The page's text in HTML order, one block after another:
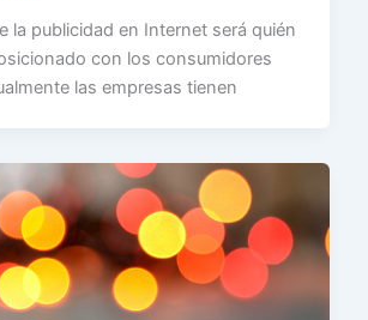
la publicidad en Internet será quién
con los consumidores
las empresas tienen